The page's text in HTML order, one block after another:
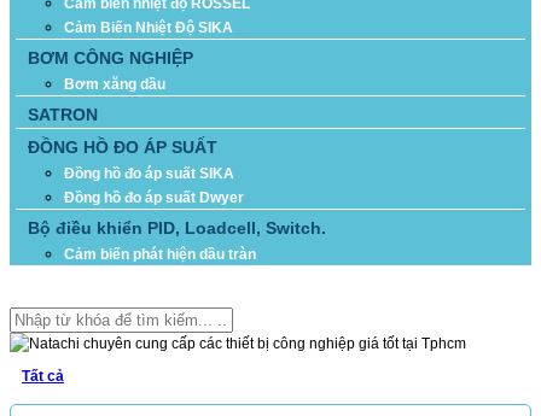
Cảm biến nhiệt độ RÖSSEL
Cảm Biến Nhiệt Độ SIKA
BƠM CÔNG NGHIỆP
Bơm xăng dầu
SATRON
ĐỒNG HỒ ĐO ÁP SUẤT
Đồng hồ đo áp suất SIKA
Đồng hồ đo áp suất Dwyer
Bộ điều khiển PID, Loadcell, Switch.
Cảm biến phát hiện dầu tràn
Tất cả